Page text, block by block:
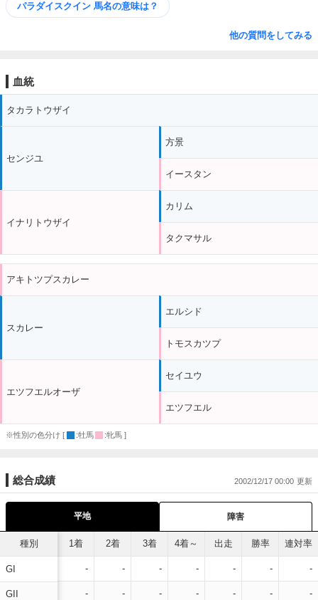
パラダイスクイン 馬名の意味は？
他の質問をしてみる
血統
タカラトウザイ
センジユ
イナリトウザイ
方景
イースタン
カリム
タクマサル
アキトツプスカレー
スカレー
エツフエルオーザ
エルシド
トモスカツプ
セイユウ
エツフエル
※性別の色分け [ :牡馬 :牝馬 ]
総合成績 2002/12/17 00:00
平地 障害
種別
GI
GII
1着 2着 3着 4着～ 出走 勝率 連対率
- - - - - - -
- - - - - - -